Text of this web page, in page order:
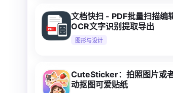
文档快扫 - PDF批量扫描编
OCR文字识别提取导出
图形与设计
CuteSticker：拍照图片或
动抠图可爱贴纸